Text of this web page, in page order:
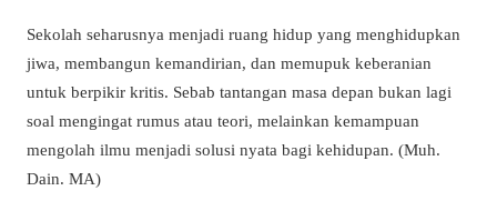
Sekolah seharusnya menjadi ruang hidup yang menghidupkan
jiwa, membangun kemandirian, dan memupuk keberanian
untuk berpikir kritis. Sebab tantangan masa depan bukan lagi
soal mengingat rumus atau teori, melainkan kemampuan
mengolah ilmu menjadi solusi nyata bagi kehidupan. (Muh.
Dain. MA)